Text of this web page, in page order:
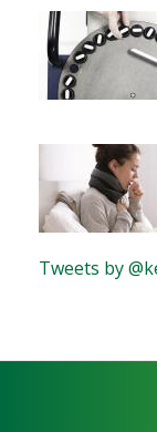
Tweets by